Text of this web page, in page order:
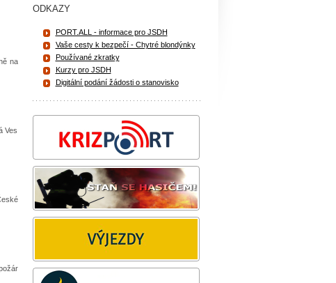
na
Ves
ODKAZY
PORT.ALL - informace pro JSDH
Vaše cesty k bezpečí - Chytré blondýnky
Používané zkratky
Kurzy pro JSDH
Digitální podání žádosti o stanovisko